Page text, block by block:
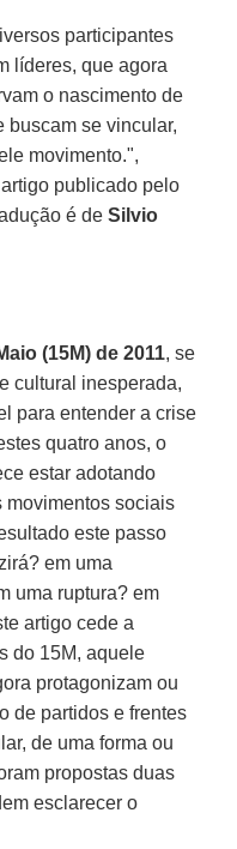
participantes
líderes, que agora
o nascimento de
buscam se vincular,
movimento.",
artigo publicado pelo
é deSilvio
(15M) de 2011, se
cultural inesperada,
para entender a crise
quatro anos, o
estar adotando
movimentos sociais
este passo
em uma
uma ruptura? em
artigo cede a
do 15M, aquele
protagonizam ou
de partidos e frentes
de uma forma ou
propostas duas
esclarecer o